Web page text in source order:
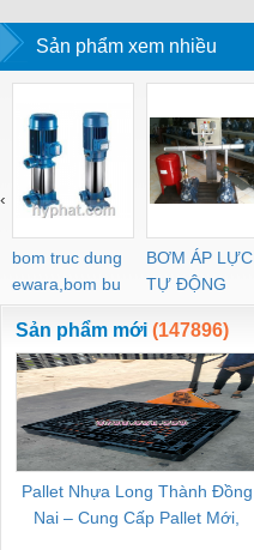
Sản phẩm xem nhiều
bom truc dung
ewara,bom bu
ewara
BƠM ÁP LỰC
TỰ ĐỘNG
‹
Sản phẩm mới (147896)
Pallet Nhựa Long Thành Đồng
Nai – Cung Cấp Pallet Mới,